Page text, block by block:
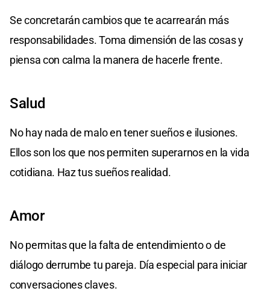
Se concretarán cambios que te acarrearán más
responsabilidades. Toma dimensión de las cosas y
piensa con calma la manera de hacerle frente.
Salud
No hay nada de malo en tener sueños e ilusiones.
Ellos son los que nos permiten superarnos en la vida
cotidiana. Haz tus sueños realidad.
Amor
No permitas que la falta de entendimiento o de
diálogo derrumbe tu pareja. Día especial para iniciar
conversaciones claves.